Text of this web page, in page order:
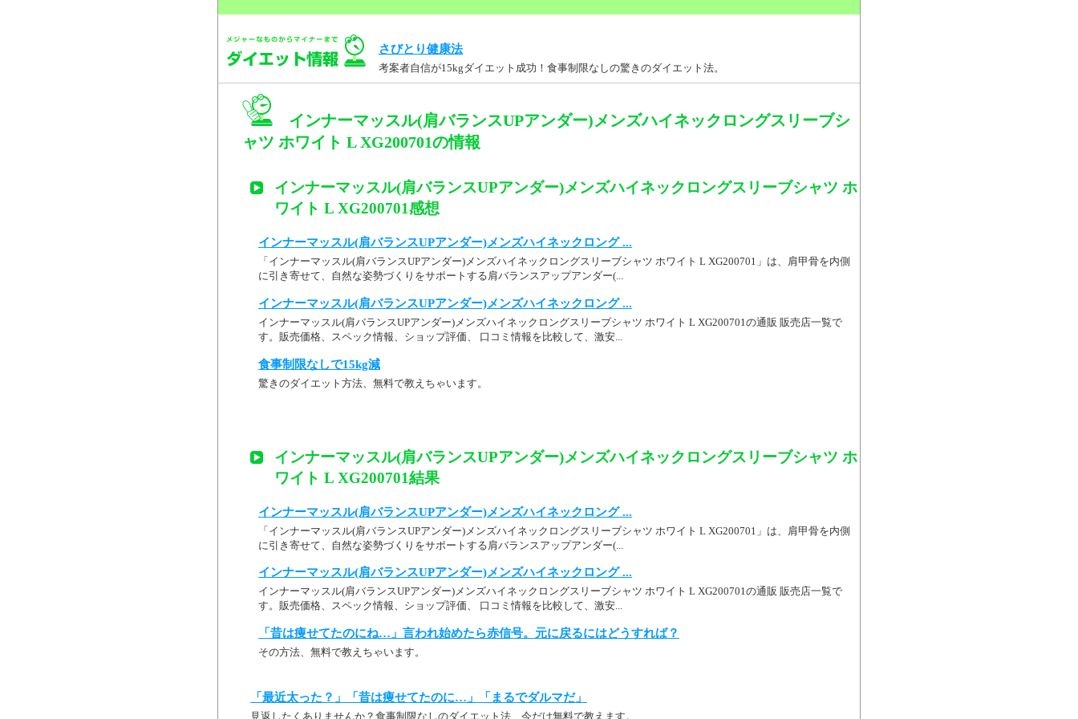
さびとり健康法
考案者自信が15kgダイエット成功！食事制限なしの驚きのダイエット法。
インナーマッスル(肩バランスUPアンダー)メンズハイネックロングスリーブシ
ャツ ホワイト L XG200701の情報
インナーマッスル(肩バランスUPアンダー)メンズハイネックロングスリーブシャツ ホ
ワイト L XG200701感想
インナーマッスル(肩バランスUPアンダー)メンズハイネックロング ...
「インナーマッスル(肩バランスUPアンダー)メンズハイネックロングスリーブシャツ ホワイト L XG200701」は、肩甲骨を内側
に引き寄せて、自然な姿勢づくりをサポートする肩バランスアップアンダー(...
インナーマッスル(肩バランスUPアンダー)メンズハイネックロング ...
インナーマッスル(肩バランスUPアンダー)メンズハイネックロングスリーブシャツ ホワイト L XG200701の通販 販売店一覧で
す。販売価格、スペック情報、ショップ評価、 口コミ情報を比較して、激安...
食事制限なしで15kg減
驚きのダイエット方法、無料で教えちゃいます。
インナーマッスル(肩バランスUPアンダー)メンズハイネックロングスリーブシャツ ホ
ワイト L XG200701結果
インナーマッスル(肩バランスUPアンダー)メンズハイネックロング ...
「インナーマッスル(肩バランスUPアンダー)メンズハイネックロングスリーブシャツ ホワイト L XG200701」は、肩甲骨を内側
に引き寄せて、自然な姿勢づくりをサポートする肩バランスアップアンダー(...
インナーマッスル(肩バランスUPアンダー)メンズハイネックロング ...
インナーマッスル(肩バランスUPアンダー)メンズハイネックロングスリーブシャツ ホワイト L XG200701の通販 販売店一覧で
す。販売価格、スペック情報、ショップ評価、 口コミ情報を比較して、激安...
「昔は痩せてたのにね…」言われ始めたら赤信号。元に戻るにはどうすれば？
その方法、無料で教えちゃいます。
「最近太った？」「昔は痩せてたのに…」「まるでダルマだ」
見返したくありませんか？食事制限なしのダイエット法、今だけ無料で教えます。